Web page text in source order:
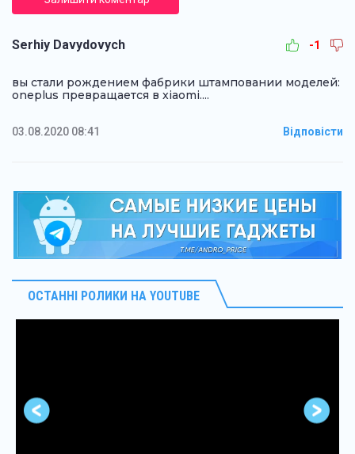
Serhiy Davydovych -1
вы стали рождением фабрики штамповании моделей:
oneplus превращается в xiaomi....
03.08.2020 08:41 Відповісти
ОСТАННІ РОЛИКИ НА YOUTUBE